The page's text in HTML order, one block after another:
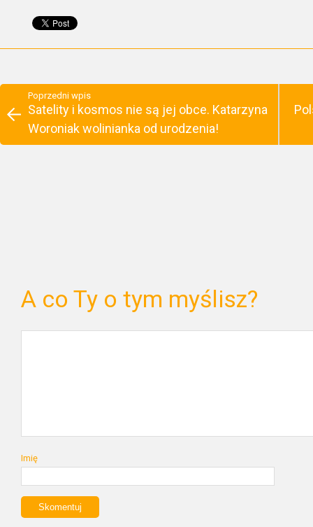
Poprzedni wpis
Satelity i kosmos nie są jej obce. Katarzyna
Woroniak wolinianka od urodzenia!
A co Ty o tym myślisz?
Imię